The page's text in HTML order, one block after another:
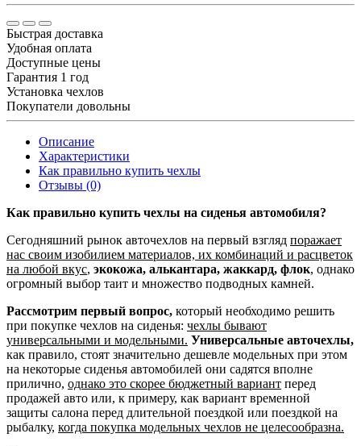
Быстрая доставка
Удобная оплата
Доступные цены
Гарантия 1 год
Установка чехлов
Покупатели довольны
Описание
Характеристики
Как правильно купить чехлы
Отзывы (0)
Как правильно купить чехлы на сиденья автомобиля?
Сегодняшний рынок авточехлов на первый взгляд поражает
нас своим изобилием материалов, их комбинаций и расцветок
на любой вкус, экокожа, алькантара, жаккард, флок, однако
огромный выбор таит и множество подводных камней.
Рассмотрим первый вопрос, который необходимо решить
при покупке чехлов на сиденья: чехлы бывают
универсальными и модельными. Универсальные авточехлы,
как правило, стоят значительно дешевле модельных при этом
на некоторые сиденья автомобилей они садятся вполне
прилично, однако это скорее бюджетный вариант перед
продажей авто или, к примеру, как вариант временной
защиты салона перед длительной поездкой или поездкой на
рыбалку, когда покупка модельных чехлов не целесообразна.